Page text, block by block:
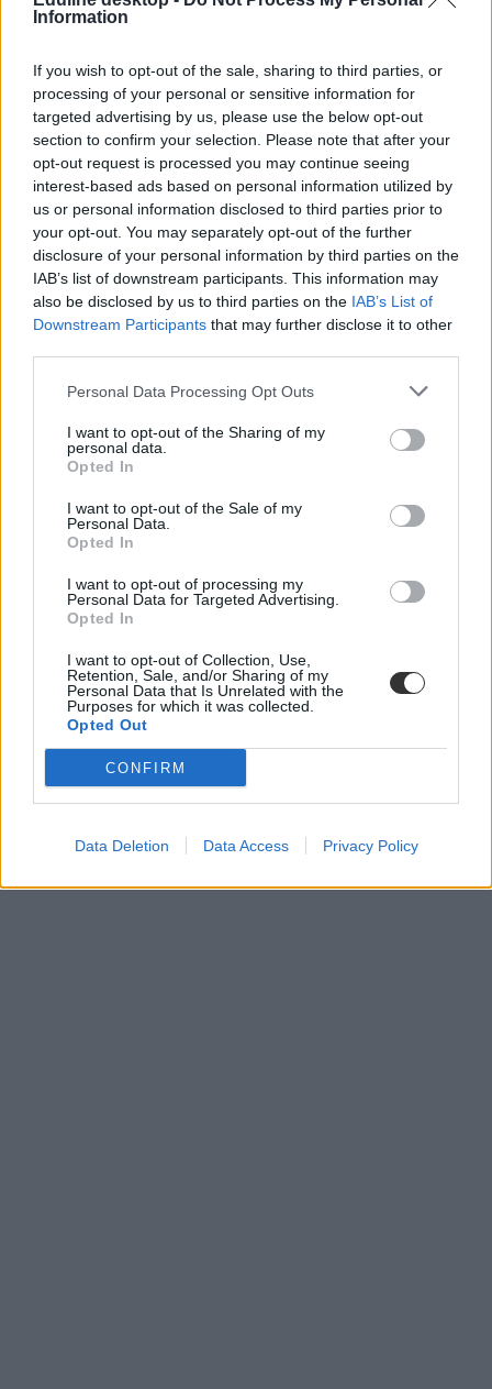
Information
If you wish to opt-out of the sale, sharing to third parties, or
processing of your personal or sensitive information for
targeted advertising by us, please use the below opt-out
section to confirm your selection. Please note that after your
opt-out request is processed you may continue seeing
interest-based ads based on personal information utilized by
us or personal information disclosed to third parties prior to
your opt-out. You may separately opt-out of the further
disclosure of your personal information by third parties on the
IAB’s list of downstream participants. This information may
also be disclosed by us to third parties on the IAB’s List of
Downstream Participants that may further disclose it to other
Personal Data Processing Opt Outs
I want to opt-out of the Sharing of my
personal data.
Opted In
I want to opt-out of the Sale of my
Personal Data.
Opted In
I want to opt-out of processing my
Personal Data for Targeted Advertising.
Opted In
I want to opt-out of Collection, Use,
Retention, Sale, and/or Sharing of my
Personal Data that Is Unrelated with the
Purposes for which it was collected.
Opted Out
CONFIRM
Data Deletion Data Access Privacy Policy
egyetemi-főiskolai és a középiskolai felvételiről, ha érdekelnek a
legfontosabb változásai,
iratkozz fel hírleveleinkre
legjobb vidéki gimnáziumok
vidéki gimnáziumok
HVG középiskolai rangsor 2020